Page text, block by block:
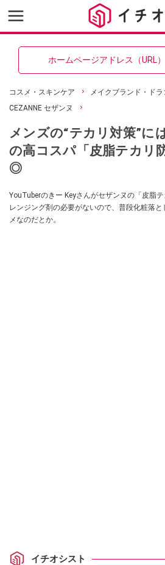
ホームページアドレス（URL
コスメ・スキンケア
メイクブランド・ドラ
CEZANNE セザンヌ
メンズの“テカリ対策”に
の高コスパ「皮脂テカリ
◎
YouTuberのきー Keyさんがセザンヌの「皮脂
レンジング剤の必要がないので、普段化粧落
メなのだとか。
イチオシスト